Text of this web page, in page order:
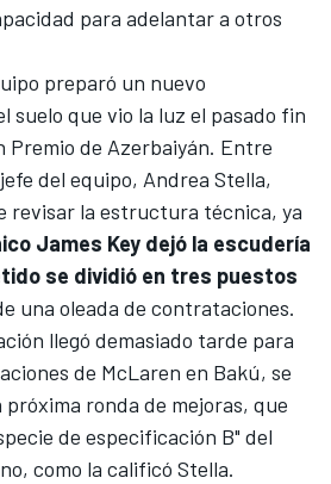
para adelantar a otros
preparó un nuevo
suelo que vio la luz el pasado fin
Premio de Azerbaiyán. Entre
del equipo, Andrea Stella,
revisar la estructura técnica, ya
James Key dejó la escudería
se dividió en tres puestos
una oleada de contrataciones.
llegó demasiado tarde para
de McLaren en Bakú, se
ronda de mejoras, que
de especificación B" del
como la calificó Stella.